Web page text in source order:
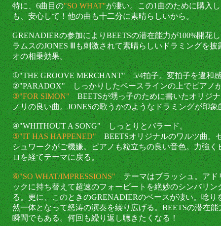
特に、6曲目の"SO WHAT"が凄い。この1曲のために購入
も、安心して！他の曲も十二分に素晴らしいから。
GRENADIERの参加によりBEETSの潜在能力が100%開花
ラムスのJONES Ⅲも刺激されて素晴らしいドラミングを
オの相乗効果。
①"THE GROOVE MERCHANT" 5/4拍子。変拍子を違和
②"PARADOX" しっかりしたベースラインの上でピアノ
③"FOR SIMON"BEETSが甥っ子のために書いたオリジ
ノリの良い曲。JONESの歌うかのようなドラミングが印象
④"WHITHOUT A SONG" しっとりとバラード。
⑤"IT HAS HAPPENED"BEETSオリジナルのワルツ曲。
シュワークがご機嫌。ピアノも粒立ちの良い音色。力強
ロを経てテーマに戻る。
⑥"SO WHAT/IMPRESSIONS"テーマはブラッシュ。アド
ックに持ち替えて超速のフォービートを絶妙のシンバリン
る。更に、このときのGRENADIERのベースが凄い。唸り
然一体となって怒涛の演奏を繰り広げる。BEETSの潜在
瞬間でもある。何回も繰り返し聴きたくなる！